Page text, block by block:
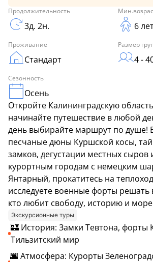
Продолжительность
3д. 2н. 6
Проживание
Стандарт
Размер
4 -
Сезонность
Осень
Откройте Калининградскую
начинайте путешествие в любой
день выбирайте маршрут по душе!
песчаные дюны Куршской косы,
замков, дегустации местных сыров
курортным городам с немецким
Янтарный, прокатитесь на
исследуете военные форты решать
кто любит свободу, историю и
Экскурсионные туры
🏰 История: Замки Тевтона, форты
Тильзитский мир
🌆 Атмосфера: Курорты